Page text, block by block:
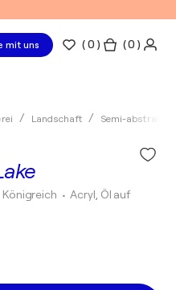
mit uns (0 ) ( 0 )
Landschaft Semi-abstrakt
•Acryl, Öl auf